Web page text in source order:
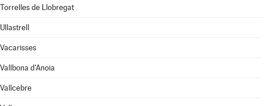
Torrelles de Llobregat
Ullastrell
Vacarisses
Vallbona d'Anoia
Vallcebre